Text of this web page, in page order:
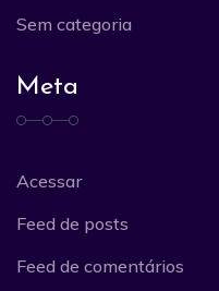
Sem categoria
Meta
Acessar
Feed de posts
Feed de comentários